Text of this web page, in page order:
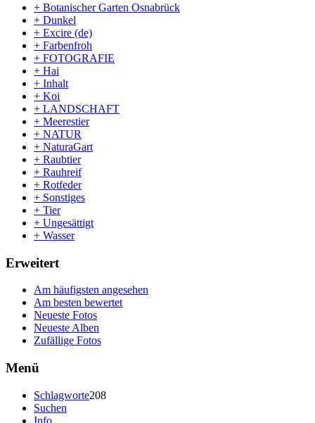
+ Botanischer Garten Osnabrück
+ Dunkel
+ Excire (de)
+ Farbenfroh
+ FOTOGRAFIE
+ Hai
+ Inhalt
+ Koi
+ LANDSCHAFT
+ Meerestier
+ NATUR
+ NaturaGart
+ Raubtier
+ Rauhreif
+ Rotfeder
+ Sonstiges
+ Tier
+ Ungesättigt
+ Wasser
Erweitert
Am häufigsten angesehen
Am besten bewertet
Neueste Fotos
Neueste Alben
Zufällige Fotos
Menü
Schlagworte208
Suchen
Info